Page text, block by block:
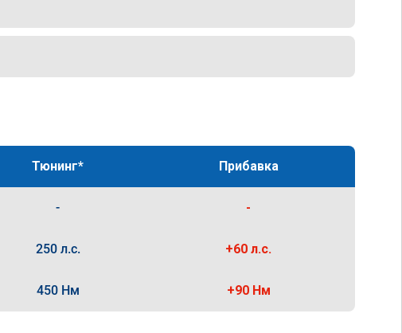
Тюнинг* Прибавка
- -
250 л.с. +60 л.с.
450 Нм +90 Нм